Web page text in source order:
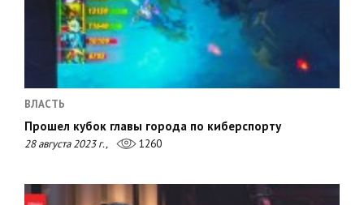
ВЛАСТЬ
Прошел кубок главы города по киберспорту
28 августа 2023 г., 1260